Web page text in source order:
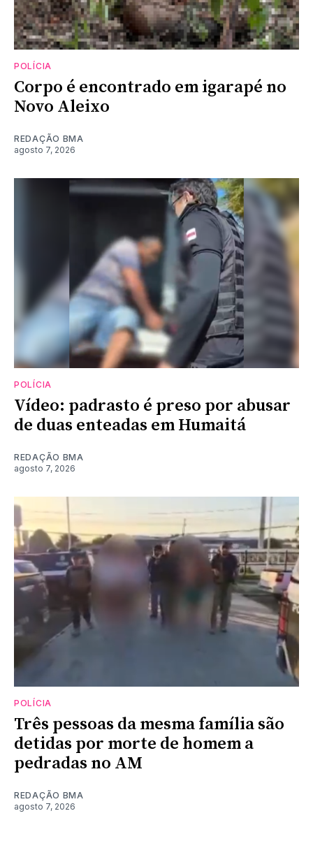
POLÍCIA
Corpo é encontrado em igarapé no
Novo Aleixo
REDAÇÃO BMA
agosto 7, 2026
POLÍCIA
Vídeo: padrasto é preso por abusar
de duas enteadas em Humaitá
REDAÇÃO BMA
agosto 7, 2026
POLÍCIA
Três pessoas da mesma família são
detidas por morte de homem a
pedradas no AM
REDAÇÃO BMA
agosto 7, 2026